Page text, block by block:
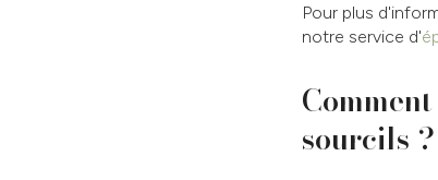
Pour plus
notre service d'
sourcils ?